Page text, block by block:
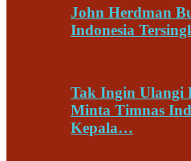
John Herdman
Indonesia
Tak Ingin Ulangi
Minta Timnas
Kepala…